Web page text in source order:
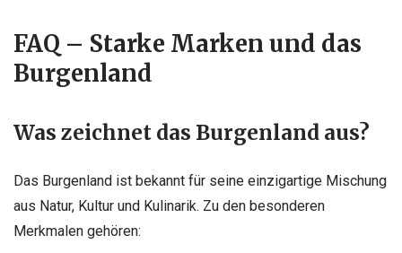
FAQ – Starke Marken und das
Burgenland
Was zeichnet das Burgenland aus?
Das Burgenland ist bekannt für seine einzigartige Mischung
aus Natur, Kultur und Kulinarik. Zu den besonderen
Merkmalen gehören: